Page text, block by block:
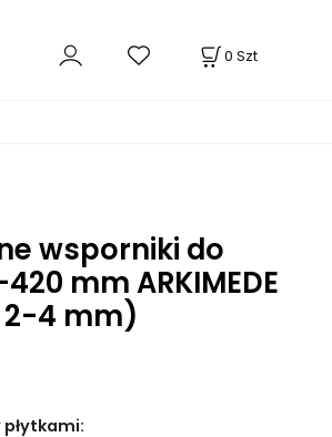
0 Szt
wsporniki do
mm ARKIMEDE
2-4 mm)
: